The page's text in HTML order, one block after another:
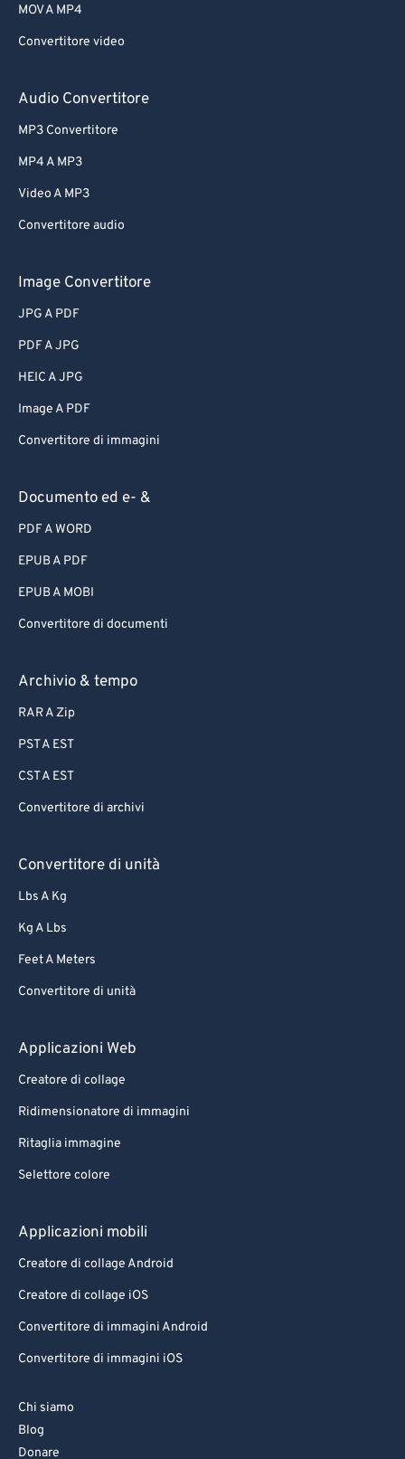
MOV A MP4
Convertitore video
Audio Convertitore
MP3 Convertitore
MP4 A MP3
Video A MP3
Convertitore audio
Image Convertitore
JPG A PDF
PDF A JPG
HEIC A JPG
Image A PDF
Convertitore di immagini
Documento ed e- &
PDF A WORD
EPUB A PDF
EPUB A MOBI
Convertitore di documenti
Archivio & tempo
RAR A Zip
PST A EST
CST A EST
Convertitore di archivi
Convertitore di unità
Lbs A Kg
Kg A Lbs
Feet A Meters
Convertitore di unità
Applicazioni Web
Creatore di collage
Ridimensionatore di immagini
Ritaglia immagine
Selettore colore
Applicazioni mobili
Creatore di collage Android
Creatore di collage iOS
Convertitore di immagini Android
Convertitore di immagini iOS
Chi siamo
Blog
Donare